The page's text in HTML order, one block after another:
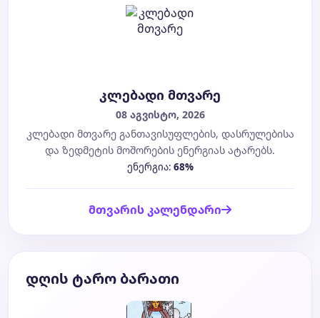
კლებადი მთვარე
08 აგვისტო, 2026
კლებადი მთვარე განთავისუფლების, დასრულებისა
და ზედმეტის მოშორების ენერგიას ატარებს.
ენერგია: 68%
მთვარის კალენდარი
დღის ტარო ბარათი